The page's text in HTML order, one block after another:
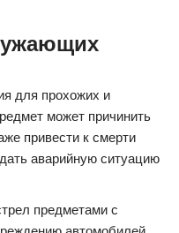
для прохожих и
может причинить
привести к смерти
аварийную ситуацию
предметами с